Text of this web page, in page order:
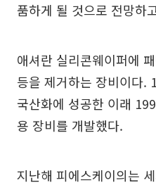
품하게 될 것으로 전망하
애셔란 실리콘웨이퍼에
등을 제거하는 장비이다.
국산화에 성공한 이래
용 장비를 개발했다.
지난해 피에스케이의는